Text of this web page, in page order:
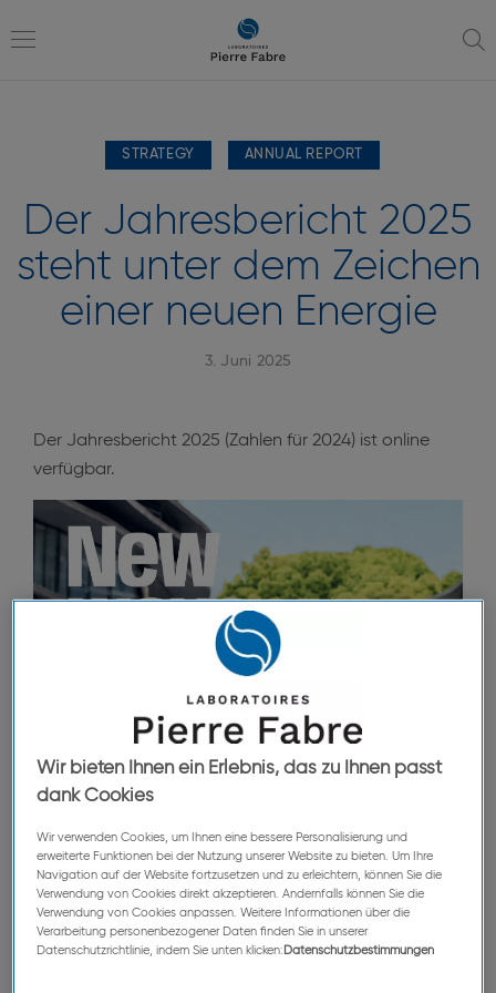
Navigation
Inhaltsübersicht
STRATEGY ANNUAL REPORT
Der Jahresbericht 2025
steht unter dem Zeichen
einer neuen Energie
3. Juni 2025
Der Jahresbericht 2025 (Zahlen für 2024) ist online
verfügbar.
Wir bieten Ihnen ein Erlebnis, das zu Ihnen passt
dank Cookies
Wir verwenden Cookies, um Ihnen eine bessere Personalisierung und
erweiterte Funktionen bei der Nutzung unserer Website zu bieten. Um Ihre
Navigation auf der Website fortzusetzen und zu erleichtern, können Sie die
Verwendung von Cookies direkt akzeptieren. Andernfalls können Sie die
Verwendung von Cookies anpassen. Weitere Informationen über die
Verarbeitung personenbezogener Daten finden Sie in unserer
Datenschutzrichtlinie, indem Sie unten klicken: Datenschutzbestimmungen